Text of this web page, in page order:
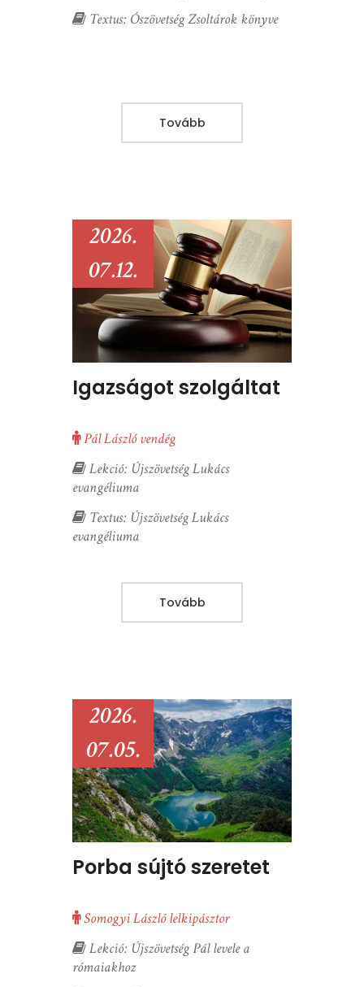
Textus: Ószövetség Zsoltárok könyve
Tovább
Igazságot szolgáltat
2026.
07.12.
Pál László vendég
Lekció: Újszövetség Lukács
evangéliuma
Textus: Újszövetség Lukács
evangéliuma
Tovább
Porba sújtó szeretet
2026.
07.05.
Somogyi László lelkipásztor
Lekció: Újszövetség Pál levele a
rómaiakhoz